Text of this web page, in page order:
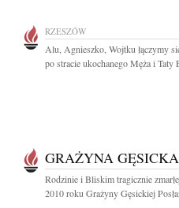
RZESZÓW
Alu, Agnieszko, Wojtku łączymy
po stracie ukochanego Męża i Taty
GRAŻYNA GĘSICKA
Rodzinie i Bliskim tragicznie
2010 roku Grażyny Gęsickiej